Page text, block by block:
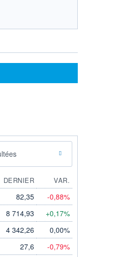
DERNIER
VAR.
82,35 -0,88%
8 714,93 +0,17%
4 342,26 0,00%
27,6 -0,79%